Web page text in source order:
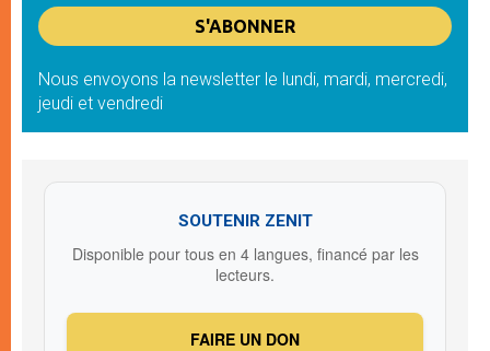
Nous envoyons la newsletter le lundi, mardi, mercredi,
jeudi et vendredi
SOUTENIR ZENIT
Disponible pour tous en 4 langues, financé par les
lecteurs.
FAIRE UN DON